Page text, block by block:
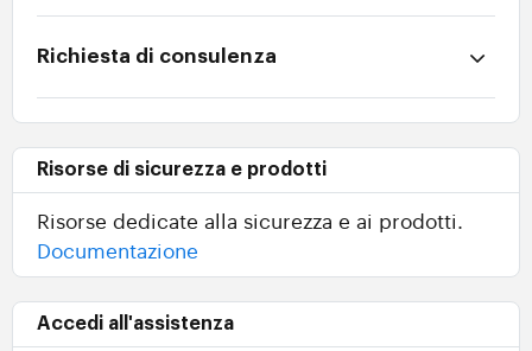
Richiesta di consulenza
Risorse di sicurezza e prodotti
Risorse dedicate alla sicurezza e ai prodotti.
Documentazione
Accedi all'assistenza